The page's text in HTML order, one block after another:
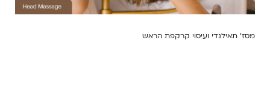
מסז’ תאילנדי ועיסוי קרקפת הראש